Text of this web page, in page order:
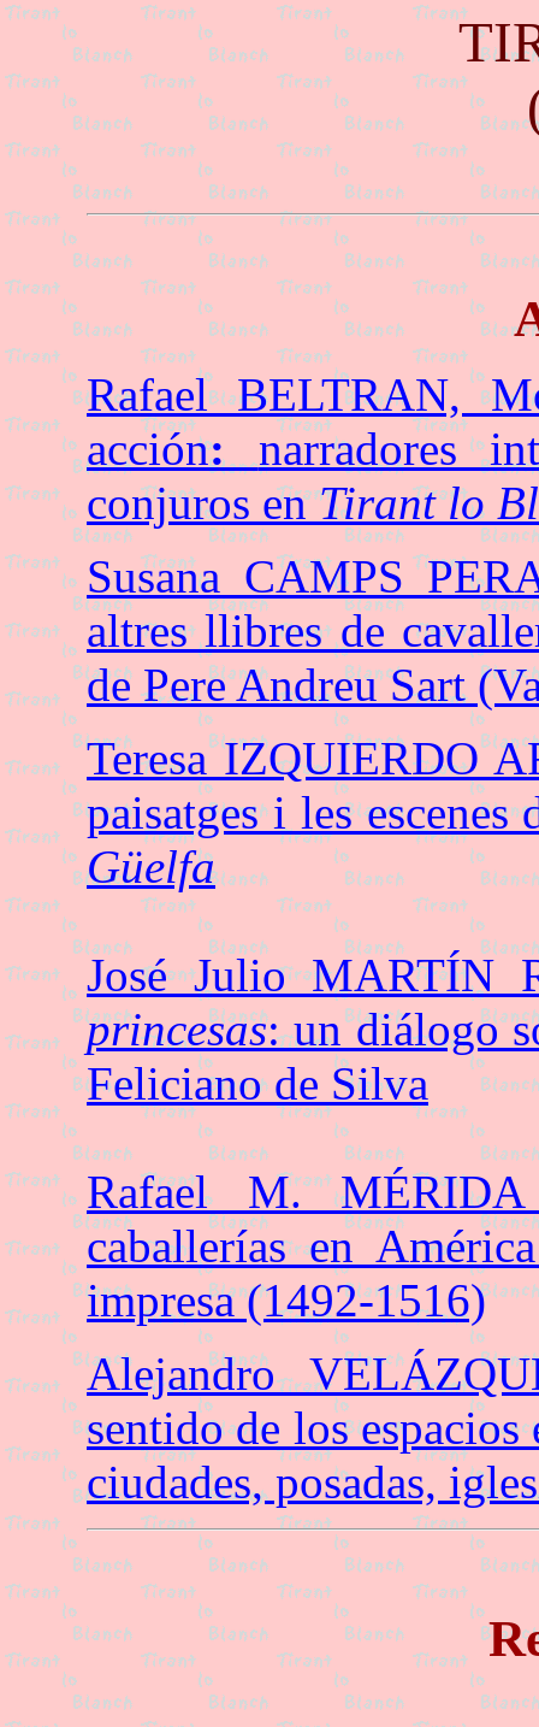
Rafael BELTRAN,
acción:
narradores
conjuros enTirant lo
Susana CAMPS
altres llibres de
de Pere Andreu Sart
Teresa IZQUIERDO
paisatges i les escenes
Güelfa
José Julio MARTÍN
princesas: un diálogo
Feliciano de Silva
Rafael M.
caballerías en
impresa (1492-1516)
Alejandro
sentido de los
ciudades, posadas,